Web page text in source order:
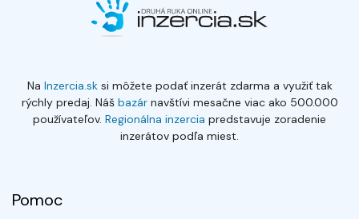
Na Inzercia.sksi môžete podať inzerát zdarma a využiť tak
rýchly predaj. Náš bazárnavštívi mesačne viac ako 500.000
používateľov. Regionálna inzercia predstavuje zoradenie
inzerátov podľa miest.
Pomoc